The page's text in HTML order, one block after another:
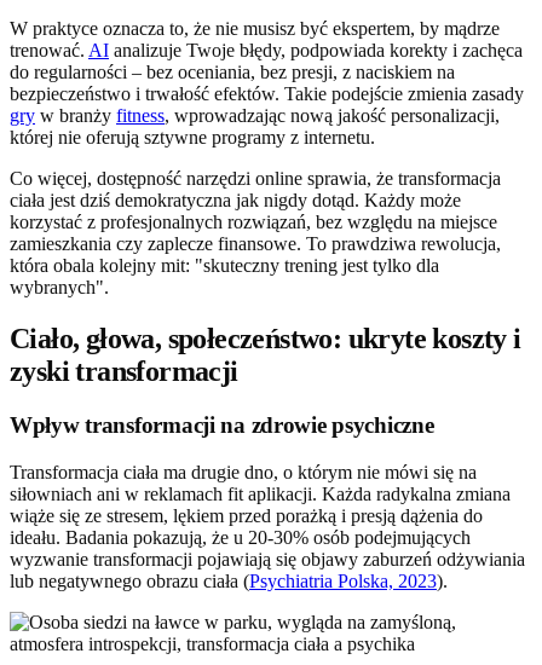
W praktyce oznacza to, że nie musisz być ekspertem, by mądrze
trenować. AI analizuje Twoje błędy, podpowiada korekty i zachęca
do regularności – bez oceniania, bez presji, z naciskiem na
bezpieczeństwo i trwałość efektów. Takie podejście zmienia zasady
gry w branży fitness, wprowadzając nową jakość personalizacji,
której nie oferują sztywne programy z internetu.
Co więcej, dostępność narzędzi online sprawia, że transformacja
ciała jest dziś demokratyczna jak nigdy dotąd. Każdy może
korzystać z profesjonalnych rozwiązań, bez względu na miejsce
zamieszkania czy zaplecze finansowe. To prawdziwa rewolucja,
która obala kolejny mit: "skuteczny trening jest tylko dla
wybranych".
Ciało, głowa, społeczeństwo: ukryte koszty i
zyski transformacji
Wpływ transformacji na zdrowie psychiczne
Transformacja ciała ma drugie dno, o którym nie mówi się na
siłowniach ani w reklamach fit aplikacji. Każda radykalna zmiana
wiąże się ze stresem, lękiem przed porażką i presją dążenia do
ideału. Badania pokazują, że u 20-30% osób podejmujących
wyzwanie transformacji pojawiają się objawy zaburzeń odżywiania
lub negatywnego obrazu ciała (Psychiatria Polska, 2023).